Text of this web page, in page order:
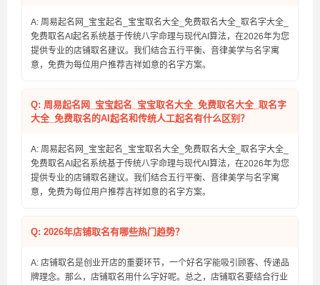
A: 周易起名网_宝宝起名_宝宝取名大全_免费取名大全_取名字大全_
免费取名AI起名系统基于传统八字命理与现代AI算法，在2026年为您
提供专业的店铺取名建议。我们结合五行平衡、音律美学与名字寓
意，免费为每位用户推荐吉祥如意的名字方案。
Q: 周易起名网_宝宝起名_宝宝取名大全_免费取名大全_取名字
大全_免费取名的AI起名和传统人工起名有什么区别？
A: 周易起名网_宝宝起名_宝宝取名大全_免费取名大全_取名字大全_
免费取名AI起名系统基于传统八字命理与现代AI算法，在2026年为您
提供专业的店铺取名建议。我们结合五行平衡、音律美学与名字寓
意，免费为每位用户推荐吉祥如意的名字方案。
Q: 2026年店铺取名有哪些热门趋势？
A: 店铺取名是创业开店的重要环节，一个好名字能吸引顾客、传递品
牌理念。那么，店铺取名用什么字好呢。总之，店铺取名要结合行业